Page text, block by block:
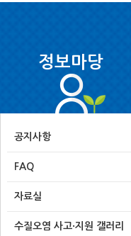
정보마당
공지사항
FAQ
자료실
수질오염 사고·지원 갤러리